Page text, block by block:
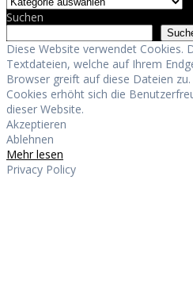
Suchen
Diese Website verwendet Cookies.
Textdateien, welche auf Ihrem
Browser greift auf diese Dateien
Cookies erhöht sich die
dieser Website.
Akzeptieren
Ablehnen
Mehr lesen
Privacy Policy